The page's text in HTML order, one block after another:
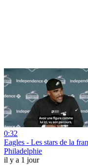
0:32
Eagles - Les stars de la
Philadelphie
il y a 1 jour